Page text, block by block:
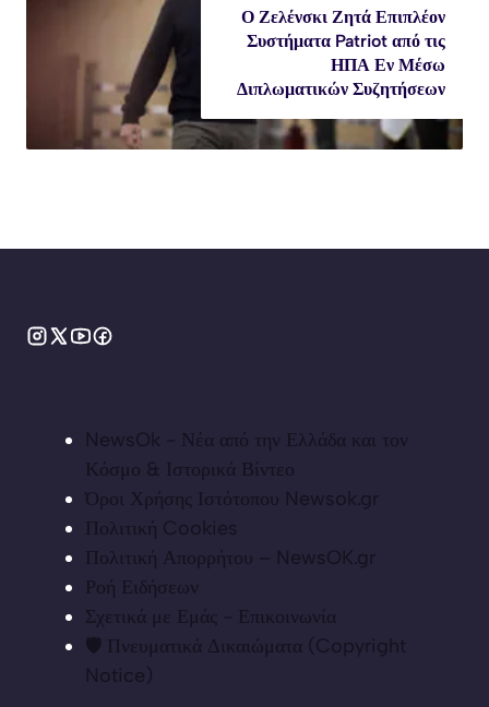
Ο Ζελένσκι Ζητά Επιπλέον
Συστήματα Patriot από τις
ΗΠΑ Εν Μέσω
Διπλωματικών Συζητήσεων
NewsOk - Νέα από την Ελλάδα και τον
Κόσμο & Ιστορικά Βίντεο
Όροι Χρήσης Ιστότοπου Newsok.gr
Πολιτική Cookies
Πολιτική Απορρήτου – NewsOK.gr
Ροή Ειδήσεων
Σχετικά με Εμάς - Επικοινωνία
🛡️ Πνευματικά Δικαιώματα (Copyright
Notice)